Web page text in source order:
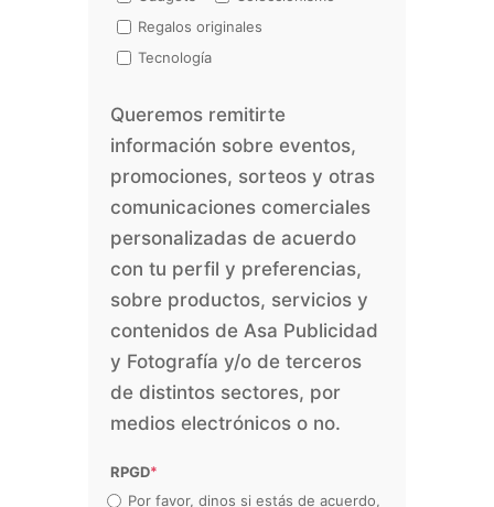
Regalos originales
Tecnología
Queremos remitirte
información sobre eventos,
promociones, sorteos y otras
comunicaciones comerciales
personalizadas de acuerdo
con tu perfil y preferencias,
sobre productos, servicios y
contenidos de Asa Publicidad
y Fotografía y/o de terceros
de distintos sectores, por
medios electrónicos o no.
RPGD*
Por favor, dinos si estás de acuerdo,